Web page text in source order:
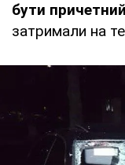
бути
затримали на